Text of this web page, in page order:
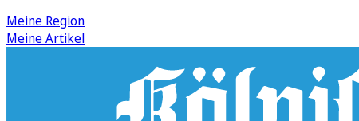
Meine Region
Meine Artikel